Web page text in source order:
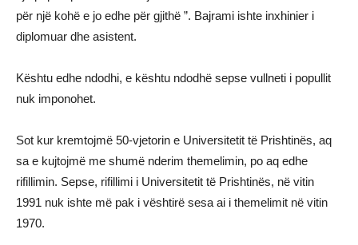
për një kohë e jo edhe për gjithë ”. Bajrami ishte inxhinier i
diplomuar dhe asistent.
Kështu edhe ndodhi, e kështu ndodhë sepse vullneti i popullit
nuk imponohet.
Sot kur kremtojmë 50-vjetorin e Universitetit të Prishtinës, aq
sa e kujtojmë me shumë nderim themelimin, po aq edhe
rifillimin. Sepse, rifillimi i Universitetit të Prishtinës, në vitin
1991 nuk ishte më pak i vështirë sesa ai i themelimit në vitin
1970.